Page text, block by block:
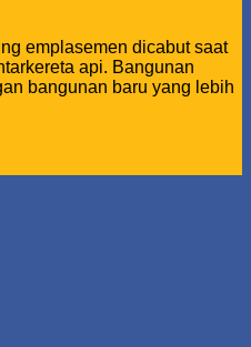
emplasemen dicabut saat
api. Bangunan
bangunan baru yang lebih